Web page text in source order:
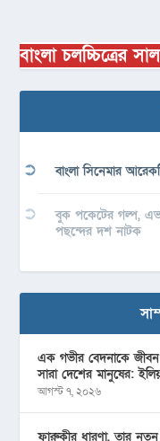
বাংলা চলচ্চিত্রের
বাংলা সিনেমার
বুক পকেটের গল্প,
পছন্দের দশ নাটক
এক গভীর বেদনাকে
সারা দেশের মানুষের:
আগস্ট ৭, ২০২৬
ফারুকীর ধারণা, তার নতুন